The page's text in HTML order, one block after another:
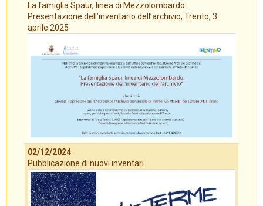
La famiglia Spaur, linea di Mezzolombardo.
Presentazione dell’inventario dell’archivio, Trento, 3
aprile 2025
02/12/2024
Pubblicazione di nuovi inventari